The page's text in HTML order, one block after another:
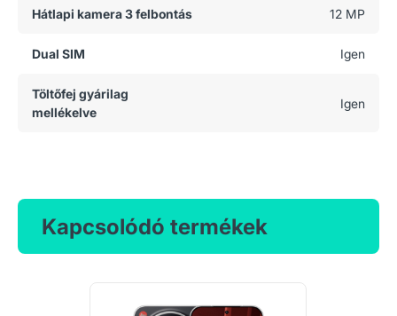
Hátlapi kamera 3 felbontás 12 MP
Dual SIM Igen
Töltőfej gyárilag
mellékelve
Igen
Kapcsolódó termékek